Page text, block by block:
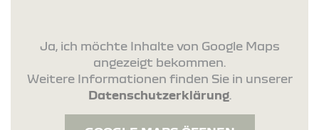
Ja, ich möchte Inhalte von Google Maps
angezeigt bekommen.
Weitere Informationen finden Sie in unserer
Datenschutzerklärung.